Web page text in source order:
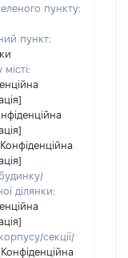
пункту:
пункт:
ділянки:
секції/